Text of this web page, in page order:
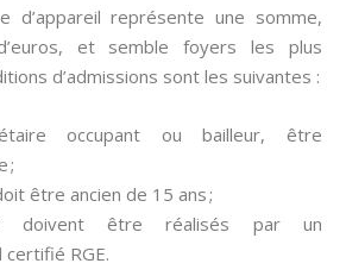
d’appareil représente une somme,
et semble foyers les plus
d’admissions sont les suivantes :
occupant ou bailleur, être
;
être ancien de 15 ans ;
doivent être réalisés par un
RGE.